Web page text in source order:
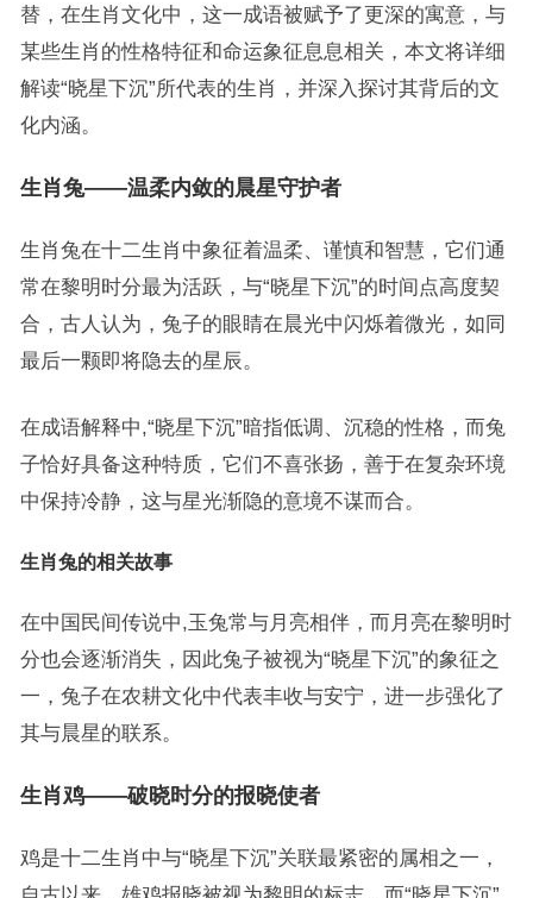
替，在生肖文化中，这一成语被赋予了更深的寓意，与
某些生肖的性格特征和命运象征息息相关，本文将详细
解读“晓星下沉”所代表的生肖，并深入探讨其背后的文
化内涵。
生肖兔——温柔内敛的晨星守护者
生肖兔在十二生肖中象征着温柔、谨慎和智慧，它们通
常在黎明时分最为活跃，与“晓星下沉”的时间点高度契
合，古人认为，兔子的眼睛在晨光中闪烁着微光，如同
最后一颗即将隐去的星辰。
在成语解释中,“晓星下沉”暗指低调、沉稳的性格，而兔
子恰好具备这种特质，它们不喜张扬，善于在复杂环境
中保持冷静，这与星光渐隐的意境不谋而合。
生肖兔的相关故事
在中国民间传说中,玉兔常与月亮相伴，而月亮在黎明时
分也会逐渐消失，因此兔子被视为“晓星下沉”的象征之
一，兔子在农耕文化中代表丰收与安宁，进一步强化了
其与晨星的联系。
生肖鸡——破晓时分的报晓使者
鸡是十二生肖中与“晓星下沉”关联最紧密的属相之一，